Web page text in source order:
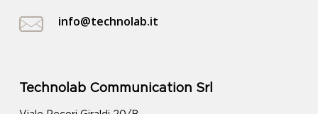
info@technolab.it
Technolab Communication Srl